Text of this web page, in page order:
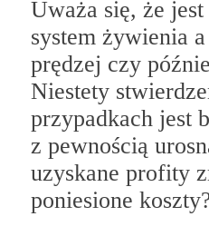
Uważa się, że
system żywienia
prędzej czy
Niestety
przypadkach jest
z pewnością
uzyskane profity
poniesione